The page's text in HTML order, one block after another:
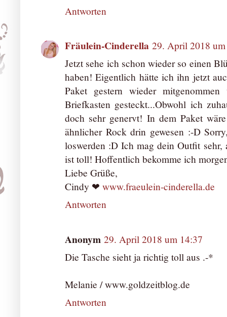
Antworten
Fräulein-Cinderella 29. April 2018
Jetzt sehe ich schon wieder so einen
haben! Eigentlich hätte ich ihn jetzt
Paket gestern wieder
Briefkasten gesteckt...Obwohl ich
doch sehr genervt! In dem Paket
ähnlicher Rock drin gewesen :-D
loswerden :D Ich mag dein Outfit
ist toll! Hoffentlich bekomme ich
Liebe Grüße,
Cindy ❤ www.fraeulein-cinderella.de
Antworten
Anonym 29. April 2018 um 14:37
Die Tasche sieht ja richtig toll aus .-*
Melanie / www.goldzeitblog.de
Antworten